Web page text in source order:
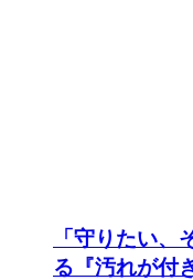
「守りたい、
る『汚れが付